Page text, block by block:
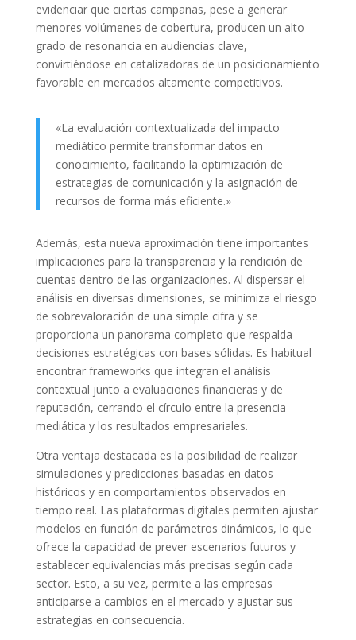
evidenciar que ciertas campañas, pese a generar
menores volúmenes de cobertura, producen un alto
grado de resonancia en audiencias clave,
convirtiéndose en catalizadoras de un posicionamiento
favorable en mercados altamente competitivos.
«La evaluación contextualizada del impacto
mediático permite transformar datos en
conocimiento, facilitando la optimización de
estrategias de comunicación y la asignación de
recursos de forma más eficiente.»
Además, esta nueva aproximación tiene importantes
implicaciones para la transparencia y la rendición de
cuentas dentro de las organizaciones. Al dispersar el
análisis en diversas dimensiones, se minimiza el riesgo
de sobrevaloración de una simple cifra y se
proporciona un panorama completo que respalda
decisiones estratégicas con bases sólidas. Es habitual
encontrar frameworks que integran el análisis
contextual junto a evaluaciones financieras y de
reputación, cerrando el círculo entre la presencia
mediática y los resultados empresariales.
Otra ventaja destacada es la posibilidad de realizar
simulaciones y predicciones basadas en datos
históricos y en comportamientos observados en
tiempo real. Las plataformas digitales permiten ajustar
modelos en función de parámetros dinámicos, lo que
ofrece la capacidad de prever escenarios futuros y
establecer equivalencias más precisas según cada
sector. Esto, a su vez, permite a las empresas
anticiparse a cambios en el mercado y ajustar sus
estrategias en consecuencia.